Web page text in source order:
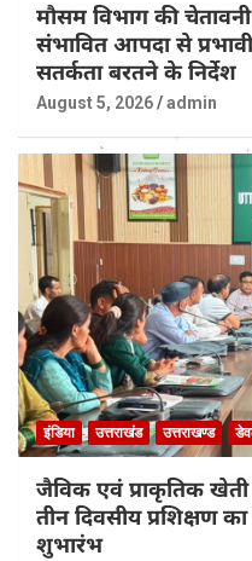
मौसम विभाग की
संभावित आपदा से
सतर्कता बरतने के निर्देश
August 5, 2026 admin
इंडिया उत्तराखंड उत्तराखण्ड
जैविक एवं प्राकृतिक
तीन दिवसीय प्रशिक्षण
शुभारंभ